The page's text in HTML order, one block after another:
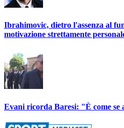
Ibrahimovic, dietro l'assenza al
motivazione strettamente
Evani ricorda Baresi: "È come se